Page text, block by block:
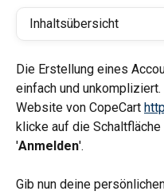
Inhaltsübersicht
Die Erstellung eines
einfach und
Website von CopeCart
klicke auf die Schaltfläche
'Anmelden'.
Gib nun deine